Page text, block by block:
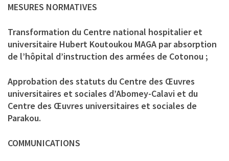
MESURES NORMATIVES
Transformation du Centre national hospitalier et
universitaire Hubert Koutoukou MAGA par absorption
de l’hôpital d’instruction des armées de Cotonou ;
Approbation des statuts du Centre des Œuvres
universitaires et sociales d’Abomey-Calavi et du
Centre des Œuvres universitaires et sociales de
Parakou.
COMMUNICATIONS